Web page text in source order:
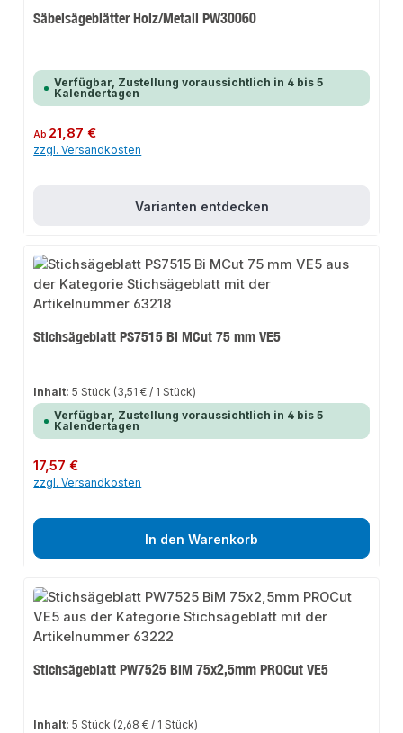
Säbelsägeblätter Holz/Metall PW30060
Verfügbar, Zustellung voraussichtlich in 4 bis 5
Kalendertagen
Regulärer Preis:
Ab 21,87 €
zzgl. Versandkosten
Varianten entdecken
Stichsägeblatt PS7515 Bi MCut 75 mm VE5
Inhalt:5 Stück (3,51 € / 1 Stück)
Verfügbar, Zustellung voraussichtlich in 4 bis 5
Kalendertagen
Regulärer Preis:
17,57 €
zzgl. Versandkosten
In den Warenkorb
Stichsägeblatt PW7525 BiM 75x2,5mm PROCut VE5
Inhalt:5 Stück (2,68 € / 1 Stück)